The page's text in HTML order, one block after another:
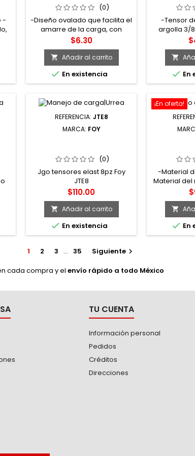
-
SURTEK (0)
-Diseño ovalado que facilita el
amarre de la carga, con
recubrimiento galvanizado -
Fabricados en acero -Los
guardacabos evitan el
desgaste y la deformación
del cable, dándole el doblez
adecuado en las terminales
individualmente en bolsa o
Precio
$6.30
 Añadir al carrito
 En existencia
-Tensor
argolla 3/
Tensor
argolla 3/
argolla y
carbón

 En
REFERENCIA: JTE8
MARCA: FOY
(0)
Jgo tensores elast 8pz Foy
JTE8
Precio
$110.00
 Añadir al carrito
 En existencia
¡En oferta!
-Material
Material del
balero
placa. -

 En
1 2 3 … 35 Siguiente 
cada compra y el envío rápido a todo México
TU CUENTA
Información personal
Pedidos
Créditos
Direcciones